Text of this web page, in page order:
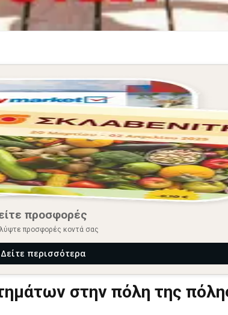
προσφορές
προσφορές κοντά σας
Δείτε περισσότερα
στην πόλη της